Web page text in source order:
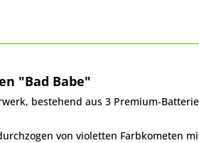
"Bad Babe"
bestehend aus 3 Premium-
von violetten Farbkometen